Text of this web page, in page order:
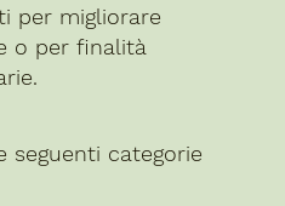
per migliorare
o per finalità
seguenti categorie